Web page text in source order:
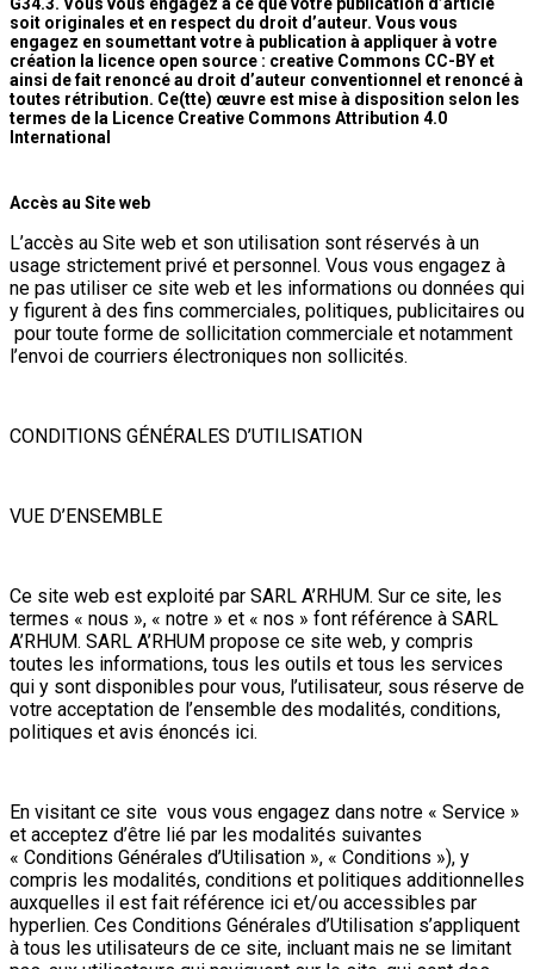
soit originales et en respect du droit d’auteur. Vous vous
engagez en soumettant votre à publication à appliquer à votre
création la licence open source : creative Commons CC-BY et
ainsi de fait renoncé au droit d’auteur conventionnel et renoncé à
toutes rétribution. Ce(tte) œuvre est mise à disposition selon les
termes de la Licence Creative Commons Attribution 4.0
International
Accès au Site web
L’accès au Site web et son utilisation sont réservés à un
usage strictement privé et personnel. Vous vous engagez à
ne pas utiliser ce site web et les informations ou données qui
y figurent à des fins commerciales, politiques, publicitaires ou
pour toute forme de sollicitation commerciale et notamment
l’envoi de courriers électroniques non sollicités.
CONDITIONS GÉNÉRALES D’UTILISATION
VUE D’ENSEMBLE
Ce site web est exploité par SARL A’RHUM. Sur ce site, les
termes « nous », « notre » et « nos » font référence à SARL
A’RHUM. SARL A’RHUM propose ce site web, y compris
toutes les informations, tous les outils et tous les services
qui y sont disponibles pour vous, l’utilisateur, sous réserve de
votre acceptation de l’ensemble des modalités, conditions,
politiques et avis énoncés ici.
En visitant ce site vous vous engagez dans notre « Service »
et acceptez d’être lié par les modalités suivantes
« Conditions Générales d’Utilisation », « Conditions »), y
compris les modalités, conditions et politiques additionnelles
auxquelles il est fait référence ici et/ou accessibles par
hyperlien. Ces Conditions Générales d’Utilisation s’appliquent
à tous les utilisateurs de ce site, incluant mais ne se limitant